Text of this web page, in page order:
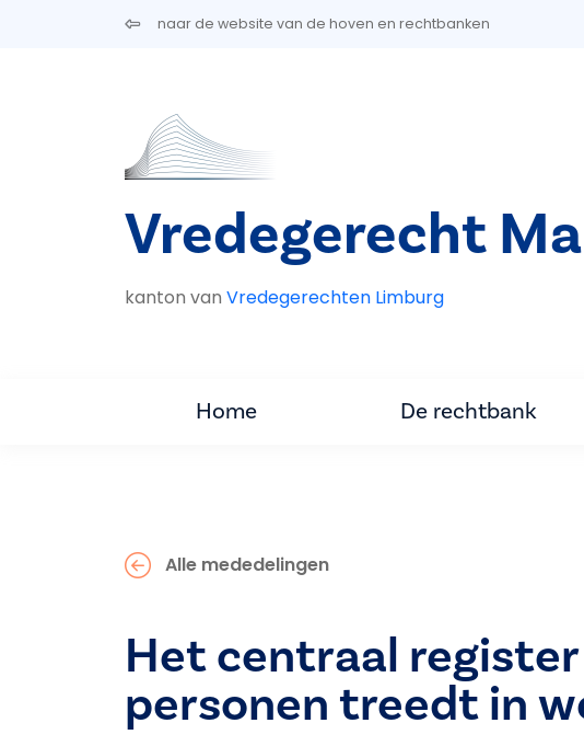
Overslaan en naar de inhoud gaannaar de website van de hoven en rechtbanken
Vredegerecht
kanton van Vredegerechten Limburg
Home De rechtbank
Alle mededelingen
Het centraal
personen treedt in